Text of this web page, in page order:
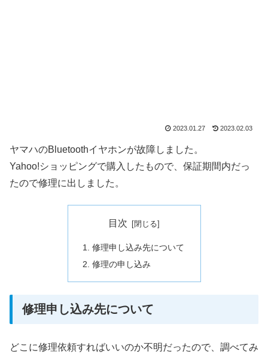
2023.01.27 2023.02.03
ヤマハのBluetoothイヤホンが故障しました。
Yahoo!ショッピングで購入したもので、保証期間内だっ
たので修理に出しました。
目次
修理申し込み先について
修理の申し込み
修理申し込み先について
どこに修理依頼すればいいのか不明だったので、調べてみ